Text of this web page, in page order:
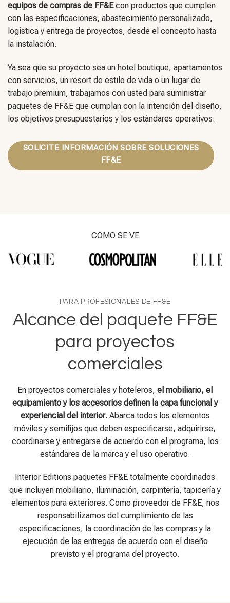
equipos de compras de FF&Econ productos que cumplen
con las especificaciones, abastecimiento personalizado,
logística y entrega de proyectos, desde el concepto hasta
la instalación.
Ya sea que su proyecto sea un hotel boutique, apartamentos
con servicios, un resort de estilo de vida o un lugar de
trabajo premium, trabajamos con usted para suministrar
paquetes de FF&E que cumplan con la intención del diseño,
los objetivos presupuestarios y los estándares operativos.
SOLICITE INFORMACIÓN SOBRE SOLUCIONES
FF&E
COMO SE VE
PARA PROFESIONALES DE FF&E
Alcance del paquete FF&E
para proyectos
comerciales
En proyectos comerciales y hoteleros, el mobiliario, el
equipamiento y los accesorios definen la capa funcional y
experiencial del interior. Abarca todos los elementos
móviles y semifijos que deben especificarse, adquirirse,
coordinarse y entregarse de acuerdo con el programa, los
estándares de la marca y el uso operativo.
Interior Editions paquetes FF&E totalmente coordinados
que incluyen mobiliario, iluminación, carpintería, tapicería y
elementos para exteriores. Como proveedor de FF&E, nos
responsabilizamos del cumplimiento de las
especificaciones, la coordinación de las compras y la
ejecución de las entregas de acuerdo con el diseño
previsto y el programa del proyecto.